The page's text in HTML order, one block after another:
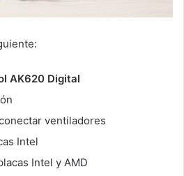
AK620 Digital
ventiladores
Intel
Intel y AMD